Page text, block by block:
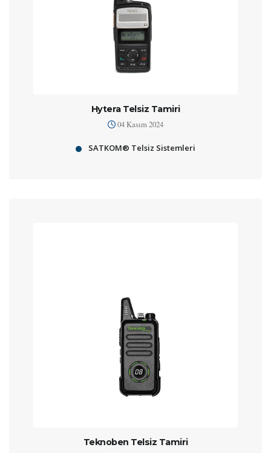
Hytera Telsiz Tamiri
04 Kasım 2024
SATKOM® Telsiz Sistemleri
Teknoben Telsiz Tamiri